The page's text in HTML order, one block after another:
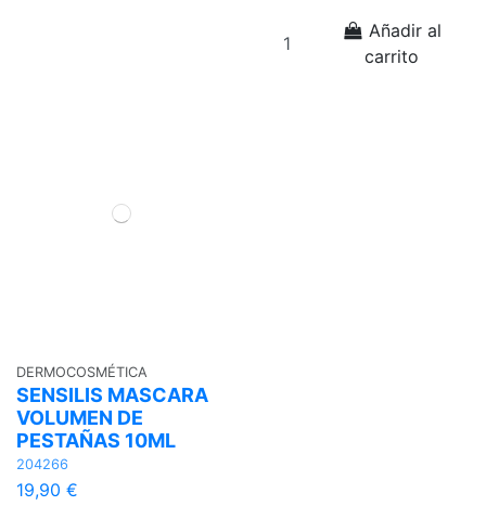
Añadir al
carrito
DERMOCOSMÉTICA
SENSILIS MASCARA
VOLUMEN DE
PESTAÑAS 10ML
204266
19,90 €